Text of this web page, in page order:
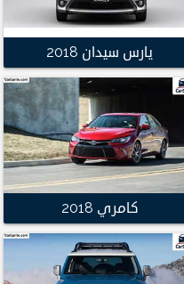
يارس سيدان 2018
كامري 2018